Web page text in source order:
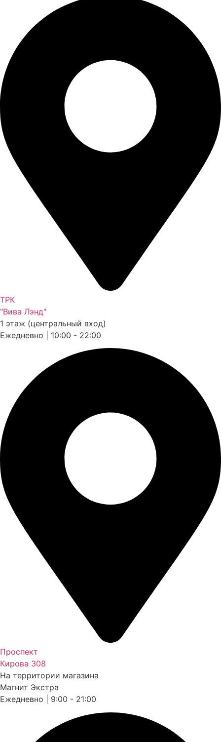
ТРК
"Вива Лэнд"
1 этаж (центральный вход)
Ежедневно | 10:00 - 22:00
Проспект
Кирова 308
На территории магазина
Магнит Экстра
Ежедневно | 9:00 - 21:00